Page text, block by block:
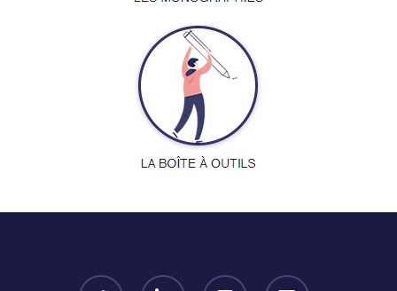
twitter linkedin youtube email